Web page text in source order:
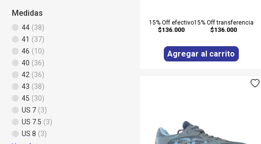
Medidas
44 (38)
41 (37)
46 (10)
40 (36)
42 (36)
43 (38)
45 (30)
US 7 (3)
US 7.5 (3)
US 8 (3)
15% Off efectivo
$136.000
15% Off transferencia
$136.000
Agregar al carrito